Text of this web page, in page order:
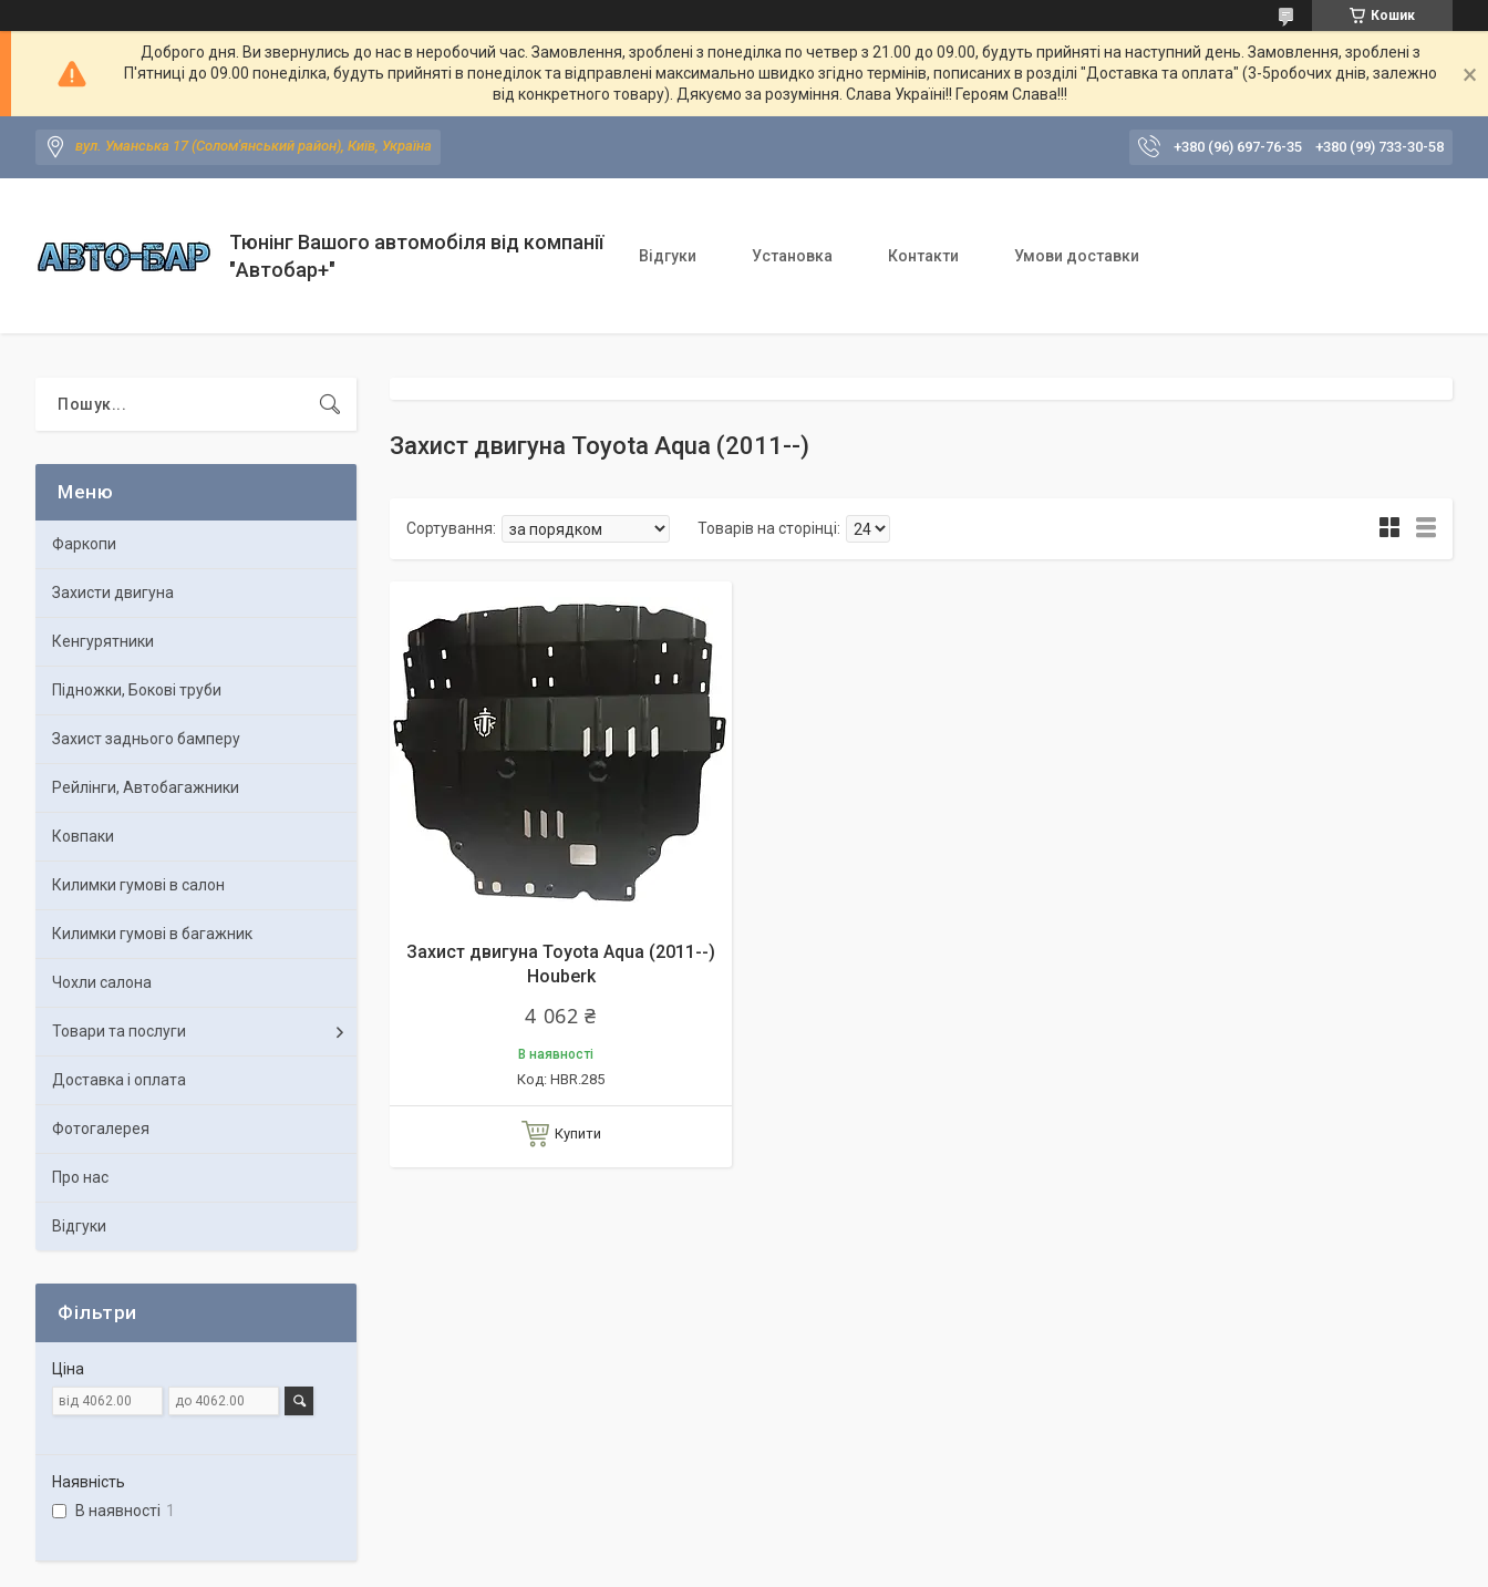
Кошик
Доброго дня. Ви звернулись до нас в неробочий час. Замовлення, зроблені з понеділка по четвер з 21.00 до 09.00, будуть прийняті на наступний день. Замовлення, зроблені з
П'ятниці до 09.00 понеділка, будуть прийняті в понеділок та відправлені максимально швидко згідно термінів, пописаних в розділі "Доставка та оплата" (3-5робочих днів, залежно
від конкретного товару). Дякуємо за розуміння. Слава Україні!! Героям Слава!!!
вул. Уманська 17 (Солом'янський район), Київ, Україна +380 (96) 697-76-35 +380 (99) 733-30-58
Тюнінг Вашого автомобіля від компанії
"Автобар+"
Відгуки Установка Контакти Умови доставки
Захист двигуна Toyota Aqua (2011--)
Захист двигуна Toyota Aqua (2011--)
Houberk
4 062 ₴
В наявності
HBR.285
Купити
Фаркопи
Захисти двигуна
Кенгурятники
Підножки, Бокові труби
Захист заднього бамперу
Рейлінги, Автобагажники
Ковпаки
Килимки гумові в салон
Килимки гумові в багажник
Чохли салона
Товари та послуги
Доставка і оплата
Фотогалерея
Про нас
Відгуки
Фільтри
Ціна
Наявність
В наявності 1